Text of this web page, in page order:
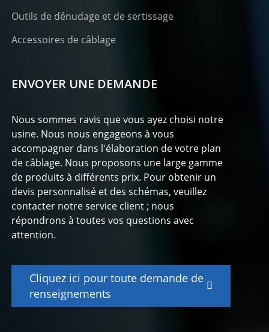
Outils de dénudage et de sertissage
Accessoires de câblage
ENVOYER UNE DEMANDE
Nous sommes ravis que vous ayez choisi notre
usine. Nous nous engageons à vous
accompagner dans l'élaboration de votre plan
de câblage. Nous proposons une large gamme
de produits à différents prix. Pour obtenir un
devis personnalisé et des schémas, veuillez
contacter notre service client ; nous
répondrons à toutes vos questions avec
attention.
Cliquez ici pour toute demande de
renseignements